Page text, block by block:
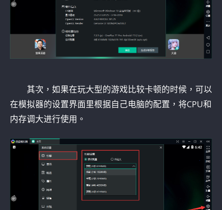
其次，如果在玩大型的游戏比较卡顿的时候，可以
在模拟器的设置界面里根据自己电脑的配置，将CPU和
内存调大进行使用。